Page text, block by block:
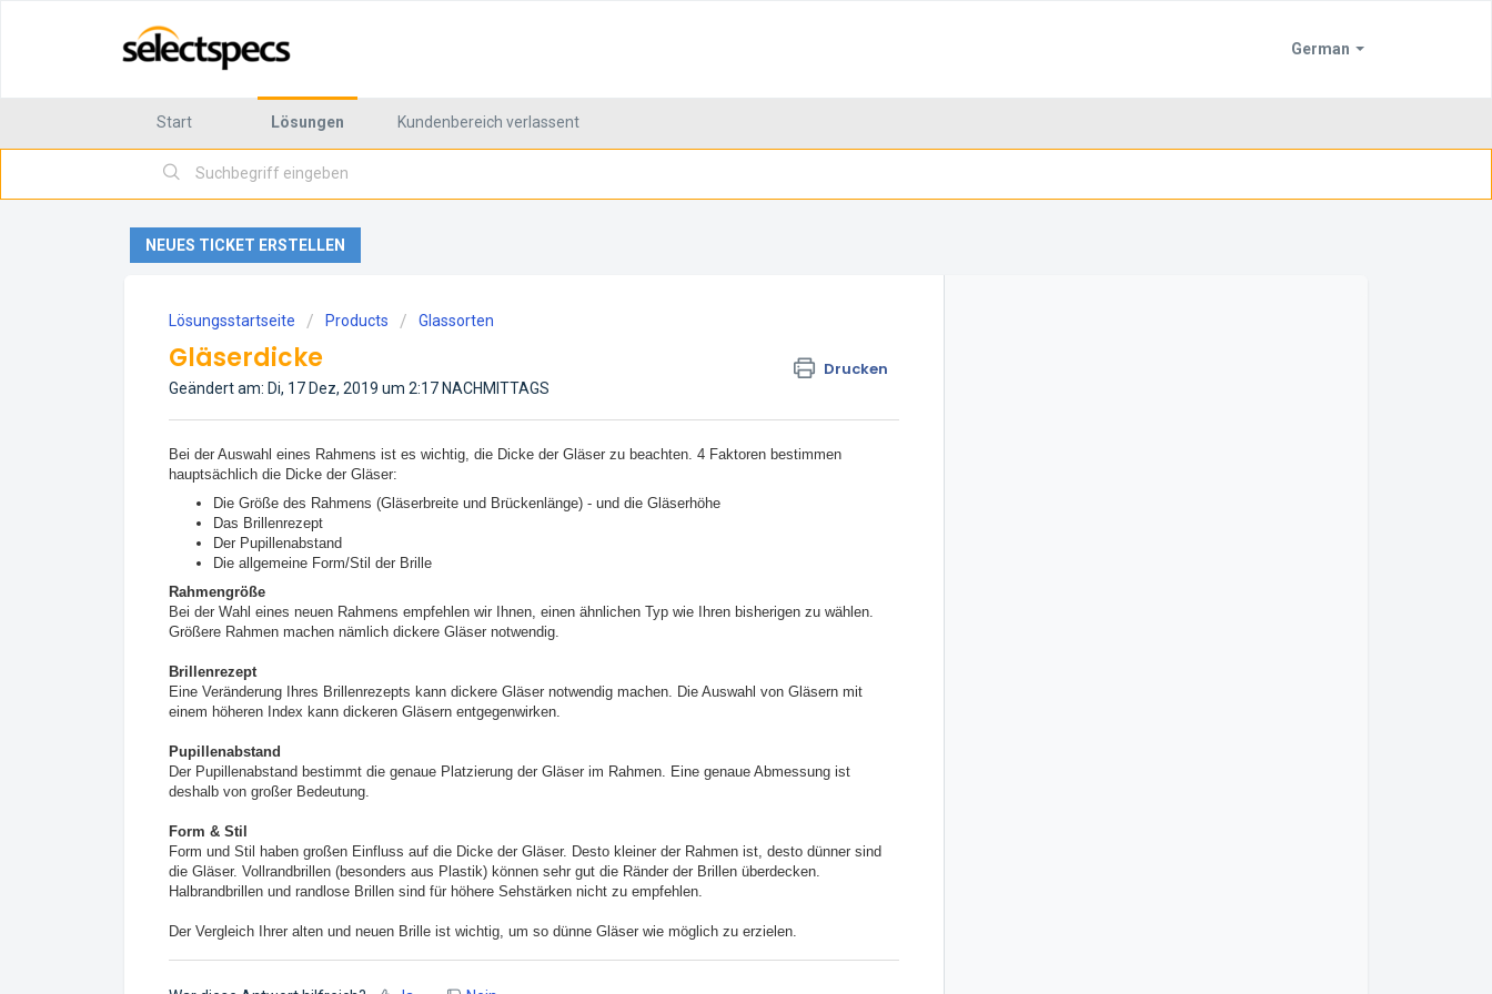
German
Start Lösungen Kundenbereich verlassent
NEUES TICKET ERSTELLEN
Lösungsstartseite Products Glassorten
Gläserdicke Drucken
Geändert am: Di, 17 Dez, 2019 um 2:17 NACHMITTAGS
Bei der Auswahl eines Rahmens ist es wichtig, die Dicke der Gläser zu beachten. 4 Faktoren bestimmen
hauptsächlich die Dicke der Gläser:
Die Größe des Rahmens (Gläserbreite und Brückenlänge) - und die Gläserhöhe
Das Brillenrezept
Der Pupillenabstand
Die allgemeine Form/Stil der Brille
Rahmengröße
Bei der Wahl eines neuen Rahmens empfehlen wir Ihnen, einen ähnlichen Typ wie Ihren bisherigen zu wählen.
Größere Rahmen machen nämlich dickere Gläser notwendig.
Brillenrezept
Eine Veränderung Ihres Brillenrezepts kann dickere Gläser notwendig machen. Die Auswahl von Gläsern mit
einem höheren Index kann dickeren Gläsern entgegenwirken.
Pupillenabstand
Der Pupillenabstand bestimmt die genaue Platzierung der Gläser im Rahmen. Eine genaue Abmessung ist
deshalb von großer Bedeutung.
Form & Stil
Form und Stil haben großen Einfluss auf die Dicke der Gläser. Desto kleiner der Rahmen ist, desto dünner sind
die Gläser. Vollrandbrillen (besonders aus Plastik) können sehr gut die Ränder der Brillen überdecken.
Halbrandbrillen und randlose Brillen sind für höhere Sehstärken nicht zu empfehlen.
Der Vergleich Ihrer alten und neuen Brille ist wichtig, um so dünne Gläser wie möglich zu erzielen.